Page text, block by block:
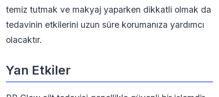
temiz tutmak ve makyaj yaparken dikkatli olmak da
tedavinin etkilerini uzun süre korumanıza yardımcı
olacaktır.
Yan Etkiler